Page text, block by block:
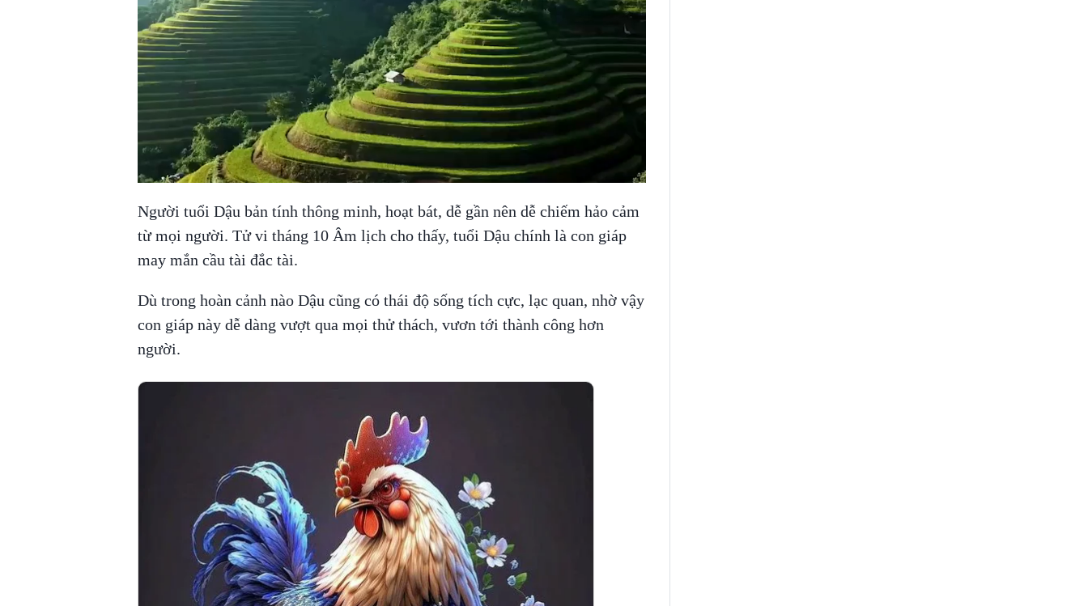
Người tuổi Dậu bản tính thông minh, hoạt bát, dễ gần nên dễ chiếm hảo cảm
từ mọi người. Tử vi tháng 10 Âm lịch cho thấy, tuổi Dậu chính là con giáp
may mắn cầu tài đắc tài.
Dù trong hoàn cảnh nào Dậu cũng có thái độ sống tích cực, lạc quan, nhờ vậy
con giáp này dễ dàng vượt qua mọi thử thách, vươn tới thành công hơn
người.